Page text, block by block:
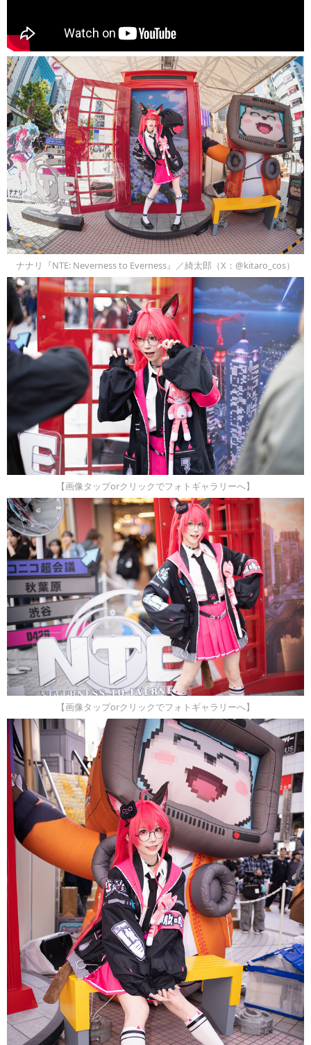
ナナリ『NTE: Neverness to Everness』／綺太郎（X：@kitaro_cos）
【画像タップorクリックでフォトギャラリーへ】
【画像タップorクリックでフォトギャラリーへ】